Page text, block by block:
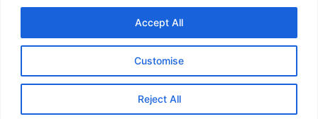
Customise
Reject All
Accept All
Copyright © 2025 Eastern Economic Corridor Office (EECO)